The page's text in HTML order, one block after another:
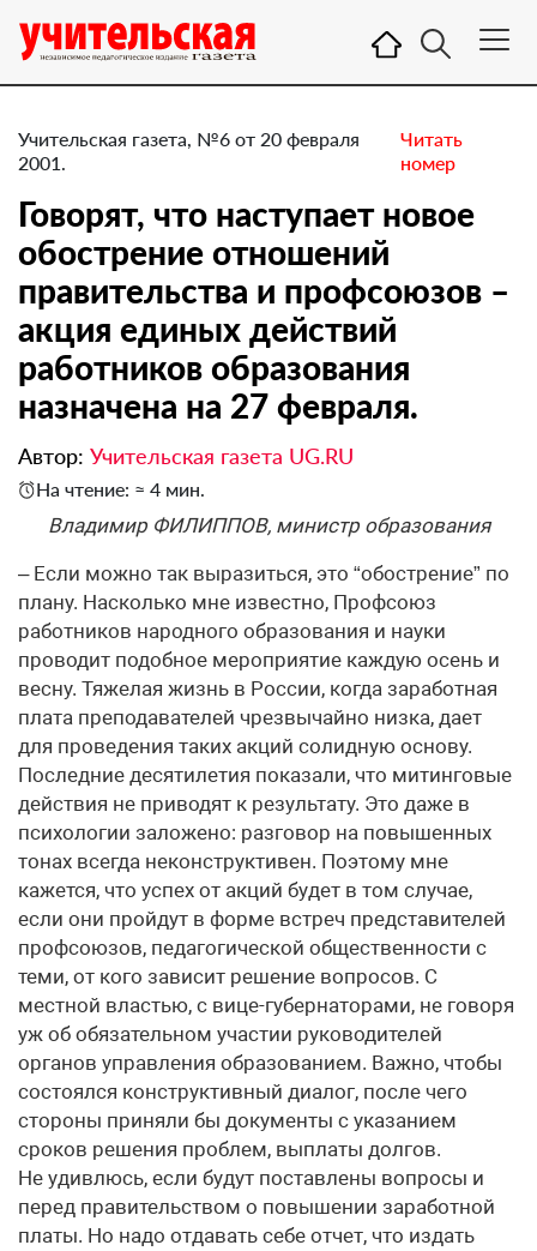
Учительская газета, №6 от 20 февраля
2001.
Читать
номер
Говорят, что наступает новое
обострение отношений
правительства и профсоюзов –
акция единых действий
работников образования
назначена на 27 февраля.
Автор: Учительская газета UG.RU
На чтение: ≈ 4 мин.
Владимир ФИЛИППОВ, министр образования
– Если можно так выразиться, это “обострение” по
плану. Насколько мне известно, Профсоюз
работников народного образования и науки
проводит подобное мероприятие каждую осень и
весну. Тяжелая жизнь в России, когда заработная
плата преподавателей чрезвычайно низка, дает
для проведения таких акций солидную основу.
Последние десятилетия показали, что митинговые
действия не приводят к результату. Это даже в
психологии заложено: разговор на повышенных
тонах всегда неконструктивен. Поэтому мне
кажется, что успех от акций будет в том случае,
если они пройдут в форме встреч представителей
профсоюзов, педагогической общественности с
теми, от кого зависит решение вопросов. С
местной властью, с вице-губернаторами, не говоря
уж об обязательном участии руководителей
органов управления образованием. Важно, чтобы
состоялся конструктивный диалог, после чего
стороны приняли бы документы с указанием
сроков решения проблем, выплаты долгов.
Не удивлюсь, если будут поставлены вопросы и
перед правительством о повышении заработной
платы. Но надо отдавать себе отчет, что издать